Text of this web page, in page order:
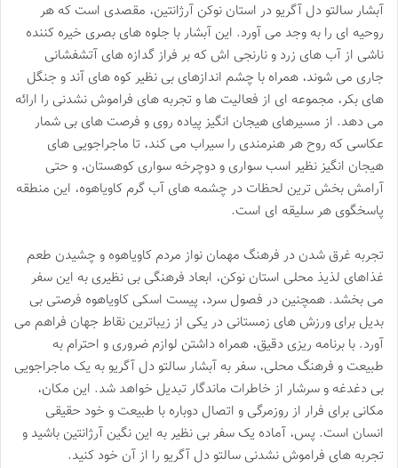
آبشار سالتو دل آگریو در استان نوکن آرژانتین، مقصدی است که هر
روحیه ای را به وجد می آورد. این آبشار با جلوه های بصری خیره کننده
ناشی از آب های زرد و نارنجی اش که بر فراز گدازه های آتشفشانی
جاری می شوند، همراه با چشم اندازهای بی نظیر کوه های آند و جنگل
های بکر، مجموعه ای از فعالیت ها و تجربه های فراموش نشدنی را ارائه
می دهد. از مسیرهای هیجان انگیز پیاده روی و فرصت های بی شمار
عکاسی که روح هر هنرمندی را سیراب می کند، تا ماجراجویی های
هیجان انگیز نظیر اسب سواری و دوچرخه سواری کوهستان، و حتی
آرامش بخش ترین لحظات در چشمه های آب گرم کاویاهوه، این منطقه
پاسخگوی هر سلیقه ای است.
تجربه غرق شدن در فرهنگ مهمان نواز مردم کاویاهوه و چشیدن طعم
غذاهای لذیذ محلی استان نوکن، ابعاد فرهنگی بی نظیری به این سفر
می بخشد. همچنین در فصول سرد، پیست اسکی کاویاهوه فرصتی بی
بدیل برای ورزش های زمستانی در یکی از زیباترین نقاط جهان فراهم می
آورد. با برنامه ریزی دقیق، همراه داشتن لوازم ضروری و احترام به
طبیعت و فرهنگ محلی، سفر به آبشار سالتو دل آگریو به یک ماجراجویی
بی دغدغه و سرشار از خاطرات ماندگار تبدیل خواهد شد. این مکان،
مکانی برای فرار از روزمرگی و اتصال دوباره با طبیعت و خود حقیقی
انسان است. پس، آماده یک سفر بی نظیر به این نگین آرژانتین باشید و
تجربه های فراموش نشدنی سالتو دل آگریو را از آن خود کنید.